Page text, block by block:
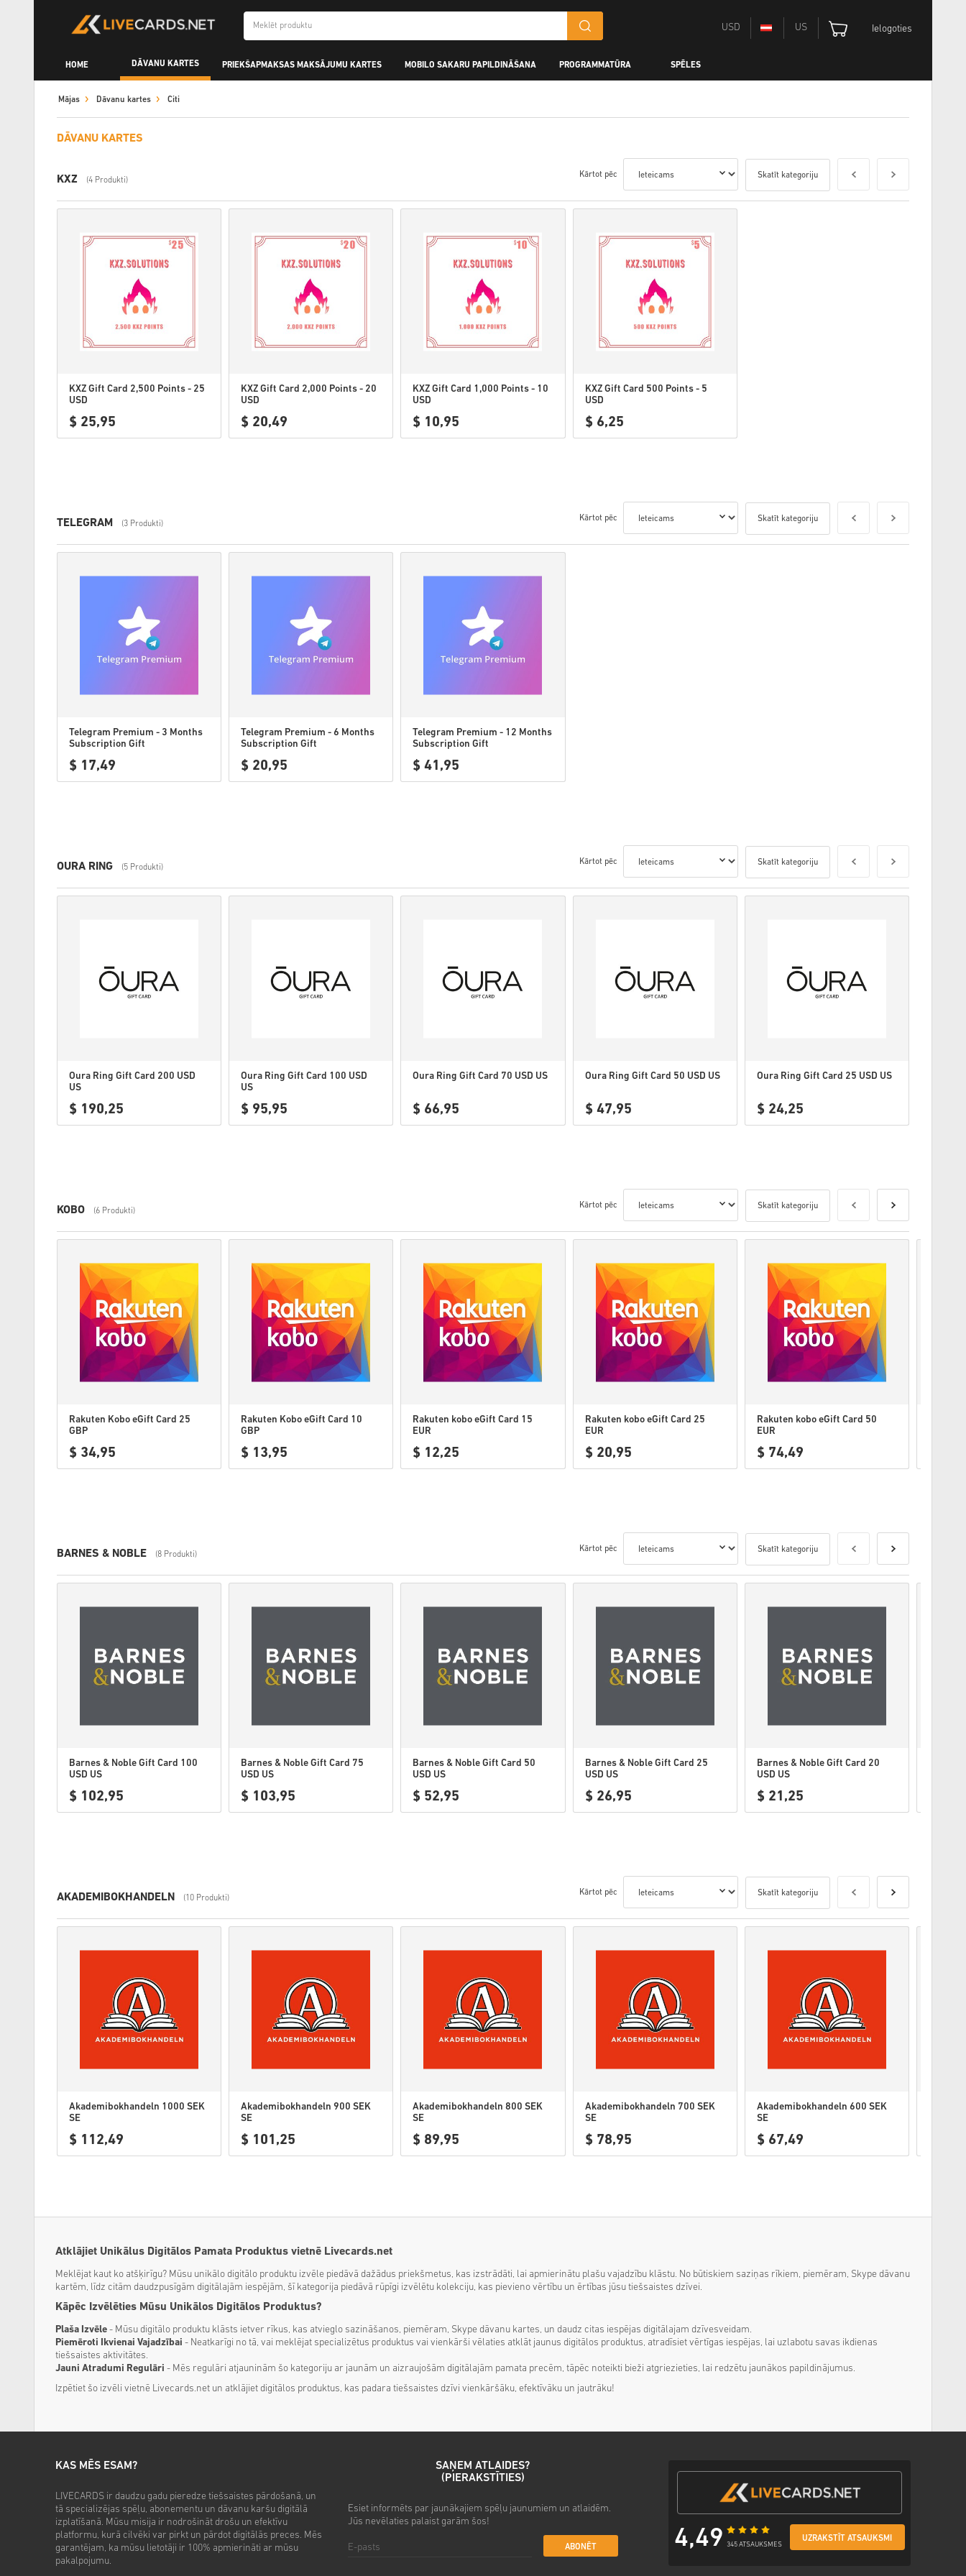
USD US Ielogoties
HOME DĀVANU KARTES PRIEKŠAPMAKSAS MAKSĀJUMU KARTES MOBILO SAKARU PAPILDINĀŠANA PROGRAMMATŪRA SPĒLES
Mājas Dāvanu kartes Citi
DĀVANU KARTES
KXZ (4 Produkti)
Kārtot pēc Skatīt kategoriju
KXZ Gift Card 2,500 Points - 25
USD
$ 25,95
KXZ Gift Card 2,000 Points - 20
USD
$ 20,49
KXZ Gift Card 1,000 Points - 10
USD
$ 10,95
KXZ Gift Card 500 Points - 5
USD
$ 6,25
TELEGRAM (3 Produkti)
Kārtot pēc Skatīt kategoriju
Telegram Premium - 3 Months
Subscription Gift
$ 17,49
Telegram Premium - 6 Months
Subscription Gift
$ 20,95
Telegram Premium - 12 Months
Subscription Gift
$ 41,95
OURA RING (5 Produkti)
Kārtot pēc Skatīt kategoriju
Oura Ring Gift Card 200 USD
US
$ 190,25
Oura Ring Gift Card 100 USD
US
$ 95,95
Oura Ring Gift Card 70 USD US
$ 66,95
Oura Ring Gift Card 50 USD US
$ 47,95
Oura Ring Gift Card 25 USD US
$ 24,25
KOBO (6 Produkti)
Kārtot pēc Skatīt kategoriju
Rakuten Kobo eGift Card 25
GBP
$ 34,95
Rakuten Kobo eGift Card 10
GBP
$ 13,95
Rakuten kobo eGift Card 15
EUR
$ 12,25
Rakuten kobo eGift Card 25
EUR
$ 20,95
Rakuten kobo eGift Card 50
EUR
$ 74,49
BARNES & NOBLE (8 Produkti)
Kārtot pēc Skatīt kategoriju
Barnes & Noble Gift Card 100
USD US
$ 102,95
Barnes & Noble Gift Card 75
USD US
$ 103,95
Barnes & Noble Gift Card 50
USD US
$ 52,95
Barnes & Noble Gift Card 25
USD US
$ 26,95
Barnes & Noble Gift Card 20
USD US
$ 21,25
AKADEMIBOKHANDELN (10 Produkti)
Kārtot pēc Skatīt kategoriju
Akademibokhandeln 1000 SEK
SE
$ 112,49
Akademibokhandeln 900 SEK
SE
$ 101,25
Akademibokhandeln 800 SEK
SE
$ 89,95
Akademibokhandeln 700 SEK
SE
$ 78,95
Akademibokhandeln 600 SEK
SE
$ 67,49
Atklājiet Unikālus Digitālos Pamata Produktus vietnē Livecards.net
Meklējat kaut ko atšķirīgu? Mūsu unikālo digitālo produktu izvēle piedāvā dažādus priekšmetus, kas izstrādāti, lai apmierinātu plašu vajadzību klāstu. No būtiskiem saziņas rīkiem, piemēram, Skype dāvanu
kartēm, līdz citām daudzpusīgām digitālajām iespējām, šī kategorija piedāvā rūpīgi izvēlētu kolekciju, kas pievieno vērtību un ērtības jūsu tiešsaistes dzīvei.
Kāpēc Izvēlēties Mūsu Unikālos Digitālos Produktus?
Plaša Izvēle - Mūsu digitālo produktu klāsts ietver rīkus, kas atvieglo sazināšanos, piemēram, Skype dāvanu kartes, un daudz citas iespējas digitālajam dzīvesveidam.
Piemēroti Ikvienai Vajadzībai - Neatkarīgi no tā, vai meklējat specializētus produktus vai vienkārši vēlaties atklāt jaunus digitālos produktus, atradīsiet vērtīgas iespējas, lai uzlabotu savas ikdienas
tiešsaistes aktivitātes.
Jauni Atradumi Regulāri - Mēs regulāri atjauninām šo kategoriju ar jaunām un aizraujošām digitālajām pamata precēm, tāpēc noteikti bieži atgriezieties, lai redzētu jaunākos papildinājumus.
Izpētiet šo izvēli vietnē Livecards.net un atklājiet digitālos produktus, kas padara tiešsaistes dzīvi vienkāršāku, efektīvāku un jautrāku!
KAS MĒS ESAM?
LIVECARDS ir daudzu gadu pieredze tiešsaistes pārdošanā, un
tā specializējas spēļu, abonementu un dāvanu karšu digitālā
izplatīšanā. Mūsu misija ir nodrošināt drošu un efektīvu
platformu, kurā cilvēki var pirkt un pārdot digitālās preces. Mēs
garantējam, ka mūsu lietotāji ir 100% apmierināti ar mūsu
pakalpojumu.
SAŅEM ATLAIDES?
(PIERAKSTĪTIES)
Esiet informēts par jaunākajiem spēļu jaunumiem un atlaidēm.
Jūs nevēlaties palaist garām šos!
ABONĒT 4,49 345 ATSAUKSMES
UZRAKSTĪT ATSAUKSMI